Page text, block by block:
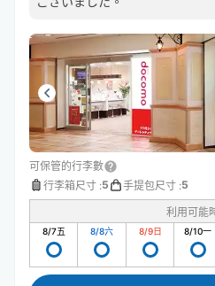
可保管的行李數
行李箱尺寸 :5 手提包尺寸 :5
利用可能
8/7五 8/8六 8/9日 8/10一